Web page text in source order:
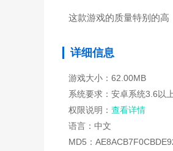
这款游戏的质量特别的高
详细信息
游戏大小：62.00MB
系统要求：安卓系统3.6以上
权限说明： 查看详情
语言：中文
MD5：